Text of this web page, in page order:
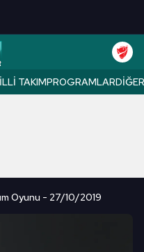
TAKIMPROGRAMLARDIĞER
Oyunu - 27/10/2019